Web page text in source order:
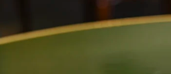
チケットプレ